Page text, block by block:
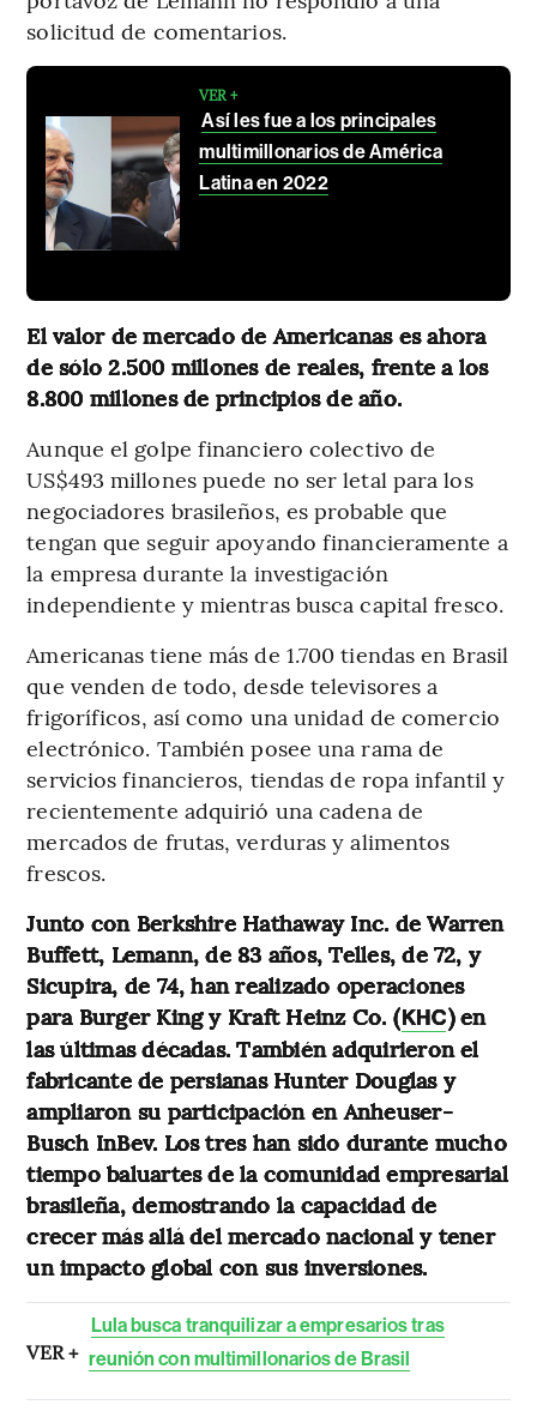
solicitud de comentarios.
VER +
Así les fue a los principales
multimillonarios de América
Latina en 2022
El valor de mercado de Americanas es ahora
de sólo 2.500 millones de reales, frente a los
8.800 millones de principios de año.
Aunque el golpe financiero colectivo de
US$493 millones puede no ser letal para los
negociadores brasileños, es probable que
tengan que seguir apoyando financieramente a
la empresa durante la investigación
independiente y mientras busca capital fresco.
Americanas tiene más de 1.700 tiendas en Brasil
que venden de todo, desde televisores a
frigoríficos, así como una unidad de comercio
electrónico. También posee una rama de
servicios financieros, tiendas de ropa infantil y
recientemente adquirió una cadena de
mercados de frutas, verduras y alimentos
frescos.
Junto con Berkshire Hathaway Inc. de Warren
Buffett, Lemann, de 83 años, Telles, de 72, y
Sicupira, de 74, han realizado operaciones
para Burger King y Kraft Heinz Co. (KHC) en
las últimas décadas. También adquirieron el
fabricante de persianas Hunter Douglas y
ampliaron su participación en Anheuser-
Busch InBev. Los tres han sido durante mucho
tiempo baluartes de la comunidad empresarial
brasileña, demostrando la capacidad de
crecer más allá del mercado nacional y tener
un impacto global con sus inversiones.
VER +
Lula busca tranquilizar a empresarios tras
reunión con multimillonarios de Brasil